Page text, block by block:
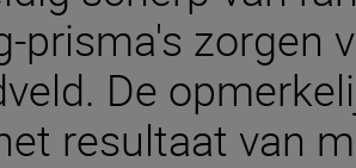
prisma's zorgen
De
resultaat van